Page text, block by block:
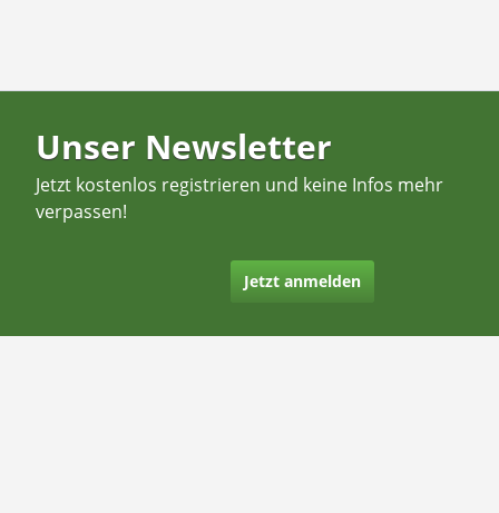
Unser Newsletter
Jetzt kostenlos registrieren und keine Infos mehr
verpassen!
Jetzt anmelden